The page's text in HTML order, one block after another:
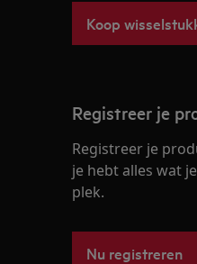
Koop
Registreer je
Registreer je
je hebt alles wat
plek.
Nu registreren